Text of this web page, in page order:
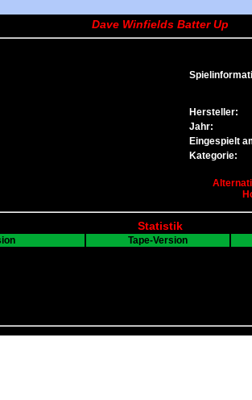
Dave Winfields Batter Up
Hersteller:
Jahr:
Eingespielt
Kategorie:
Statistik
Tape-Version